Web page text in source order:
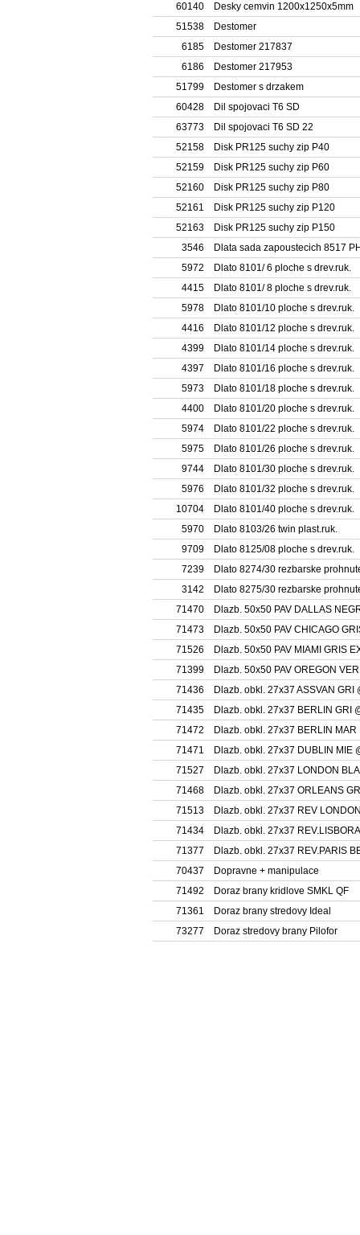
60140
Desky cemvin 1200x1250x5mm
51538
Destomer
6185
Destomer 217837
6186
Destomer 217953
51799
Destomer s drzakem
60428
Dil spojovaci T6 SD
63773
Dil spojovaci T6 SD 22
52158
Disk PR125 suchy zip P40
52159
Disk PR125 suchy zip P60
52160
Disk PR125 suchy zip P80
52161
Disk PR125 suchy zip P120
52163
Disk PR125 suchy zip P150
3546
Dlata sada zapoustecich 8517
5972
Dlato 8101/ 6 ploche s drev.ruk.
4415
Dlato 8101/ 8 ploche s drev.ruk.
5978
Dlato 8101/10 ploche s drev.ruk.
4416
Dlato 8101/12 ploche s drev.ruk.
4399
Dlato 8101/14 ploche s drev.ruk.
4397
Dlato 8101/16 ploche s drev.ruk.
5973
Dlato 8101/18 ploche s drev.ruk.
4400
Dlato 8101/20 ploche s drev.ruk.
5974
Dlato 8101/22 ploche s drev.ruk.
5975
Dlato 8101/26 ploche s drev.ruk.
9744
Dlato 8101/30 ploche s drev.ruk.
5976
Dlato 8101/32 ploche s drev.ruk.
10704
Dlato 8101/40 ploche s drev.ruk.
5970
Dlato 8103/26 twin plast.ruk.
9709
Dlato 8125/08 ploche s drev.ruk.
7239
Dlato 8274/30 rezbarske
3142
Dlato 8275/30 rezbarske
71470
Dlazb. 50x50 PAV DALLAS
71473
Dlazb. 50x50 PAV CHICAGO
71526
Dlazb. 50x50 PAV MIAMI GRIS
71399
Dlazb. 50x50 PAV OREGON
71436
Dlazb. obkl. 27x37 ASSVAN GRI
71435
Dlazb. obkl. 27x37 BERLIN GRI
71472
Dlazb. obkl. 27x37 BERLIN MAR
71471
Dlazb. obkl. 27x37 DUBLIN MIE
71527
Dlazb. obkl. 27x37 LONDON
71468
Dlazb. obkl. 27x37 ORLEANS
71513
Dlazb. obkl. 27x37 REV
71434
Dlazb. obkl. 27x37
71377
Dlazb. obkl. 27x37 REV.PARIS
70437
Dopravne + manipulace
71492
Doraz brany kridlove SMKL QF
71361
Doraz brany stredovy Ideal
73277
Doraz stredovy brany Pilofor